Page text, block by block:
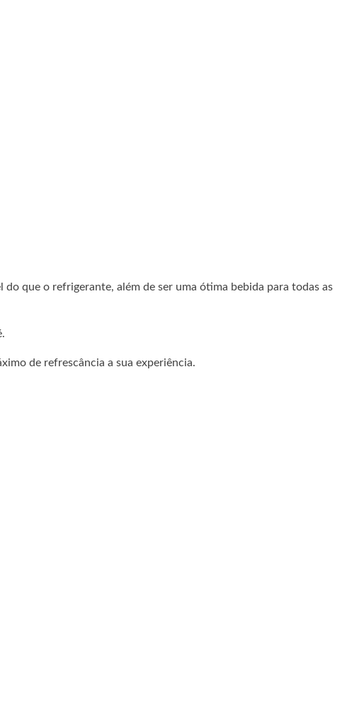
que o refrigerante, além de ser uma ótima bebida para todas as
de refrescância a sua experiência.